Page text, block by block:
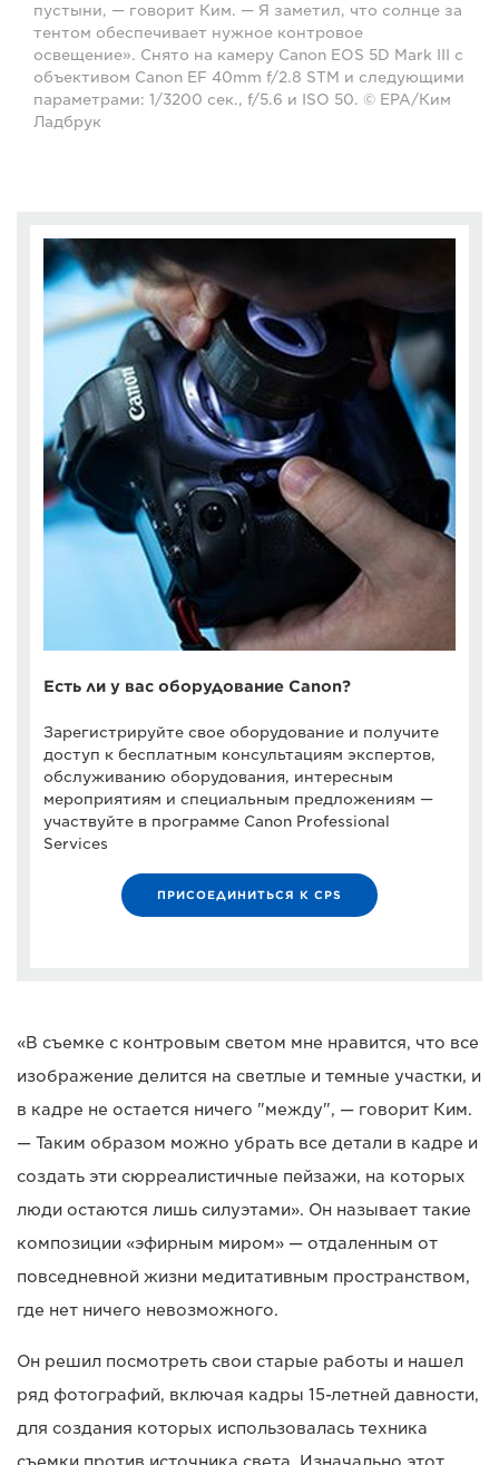
пустыни, — говорит Ким. — Я заметил, что солнце за
тентом обеспечивает нужное контровое
освещение». Снято на камеру Canon EOS 5D Mark III с
объективом Canon EF 40mm f/2.8 STM и следующими
параметрами: 1/3200 сек., f/5.6 и ISO 50. © EPA/Ким
Ладбрук
Есть ли у вас оборудование Canon?
Зарегистрируйте свое оборудование и получите
доступ к бесплатным консультациям экспертов,
обслуживанию оборудования, интересным
мероприятиям и специальным предложениям —
участвуйте в программе Canon Professional
Services
ПРИСОЕДИНИТЬСЯ К CPS
«В съемке с контровым светом мне нравится, что все
изображение делится на светлые и темные участки, и
в кадре не остается ничего "между", — говорит Ким.
— Таким образом можно убрать все детали в кадре и
создать эти сюрреалистичные пейзажи, на которых
люди остаются лишь силуэтами». Он называет такие
композиции «эфирным миром» — отдаленным от
повседневной жизни медитативным пространством,
где нет ничего невозможного.
Он решил посмотреть свои старые работы и нашел
ряд фотографий, включая кадры 15-летней давности,
для создания которых использовалась техника